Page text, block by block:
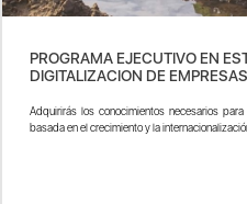
PROGRAMA EJECUTIVO EN
DIGITALIZACION DE
Adquirirás los conocimientos necesarios
basada en el crecimiento y la